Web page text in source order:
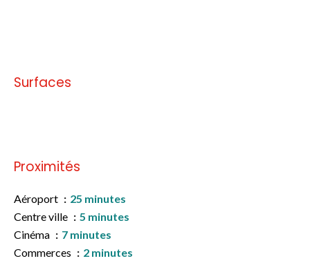
Surfaces
Proximités
Aéroport
25 minutes
Centre ville
5 minutes
Cinéma
7 minutes
Commerces
2 minutes